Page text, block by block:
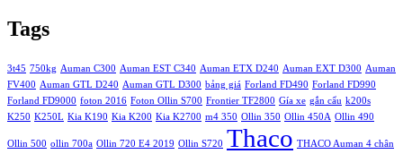
Tags
3t45 750kg Auman C300 Auman EST C340 Auman ETX D240 Auman EXT D300 Auman
FV400 Auman GTL D240 Auman GTL D300 bảng giá Forland FD490 Forland FD990
Forland FD9000 foton 2016 Foton Ollin S700 Frontier TF2800 Gía xe gắn cẩu k200s
K250 K250L Kia K190 Kia K200 Kia K2700 m4 350 Ollin 350 Ollin 450A Ollin 490
Ollin 500 ollin 700a Ollin 720 E4 2019 Ollin S720 Thaco THACO Auman 4 chân